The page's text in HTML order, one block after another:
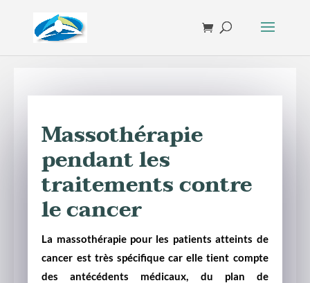
Massothérapie
pendant les
traitements contre
le cancer
La massothérapie pour les patients atteints de
cancer est très spécifique car elle tient compte
des antécédents médicaux, du plan de